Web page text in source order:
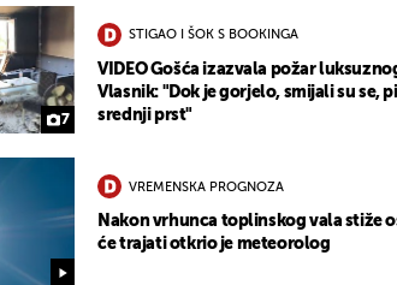
7
STIGAO I ŠOK S BOOKINGA
VIDEO Gošća izazvala požar
Vlasnik: "Dok je gorjelo, smijali su se,
srednji prst"
VREMENSKA PROGNOZA
Nakon vrhunca toplinskog vala stiže
će trajati otkrio je meteorolog